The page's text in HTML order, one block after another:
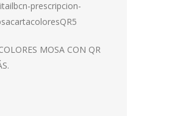
MOSA CON QR